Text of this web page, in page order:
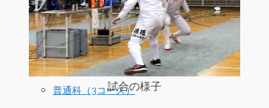
伊那北高校のグランドデザイン
普通科（3コース）試合の様子